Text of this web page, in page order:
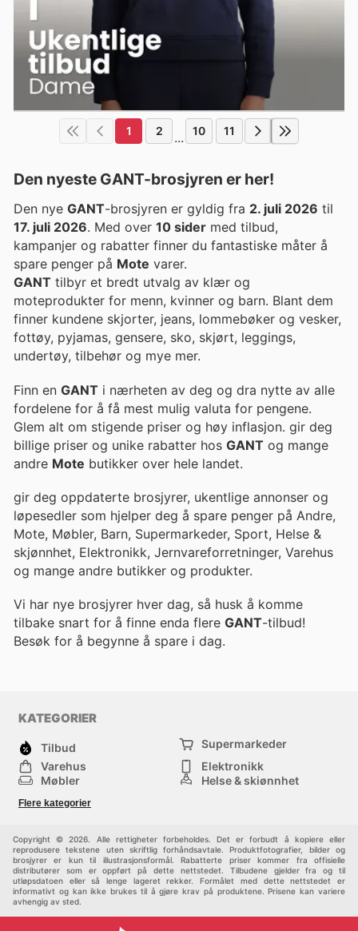
1 2 ... 10 11
Den nyeste GANT-brosjyren er her!
Den nye GANT-brosjyren er gyldig fra 2. juli 2026 til
17. juli 2026. Med over 10 sider med tilbud,
kampanjer og rabatter finner du fantastiske måter å
spare penger på Mote varer.
GANT tilbyr et bredt utvalg av klær og
moteprodukter for menn, kvinner og barn. Blant dem
finner kundene skjorter, jeans, lommebøker og vesker,
fottøy, pyjamas, gensere, sko, skjørt, leggings,
undertøy, tilbehør og mye mer.
Finn en GANT i nærheten av deg og dra nytte av alle
fordelene for å få mest mulig valuta for pengene.
Glem alt om stigende priser og høy inflasjon. gir deg
billige priser og unike rabatter hos GANT og mange
andre Mote butikker over hele landet.
gir deg oppdaterte brosjyrer, ukentlige annonser og
løpesedler som hjelper deg å spare penger på Andre,
Mote, Møbler, Barn, Supermarkeder, Sport, Helse &
skjønnhet, Elektronikk, Jernvareforretninger, Varehus
og mange andre butikker og produkter.
Vi har nye brosjyrer hver dag, så husk å komme
tilbake snart for å finne enda flere GANT-tilbud!
Besøk for å begynne å spare i dag.
KATEGORIER
Tilbud
Supermarkeder
Varehus
Elektronikk
Møbler
Helse & skjønnhet
Sport
Flere kategorier
Copyright © 2026. Alle rettigheter forbeholdes. Det er forbudt å kopiere eller
reprodusere tekstene uten skriftlig forhåndsavtale. Produktfotografier, bilder og
brosjyrer er kun til illustrasjonsformål. Rabatterte priser kommer fra offisielle
distributører som er oppført på dette nettstedet. Tilbudene gjelder fra og til
utløpsdatoen eller så lenge lageret rekker. Formålet med dette nettstedet er
informativt og kan ikke brukes til å gjøre krav på produktene. Prisene kan variere
avhengig av sted.